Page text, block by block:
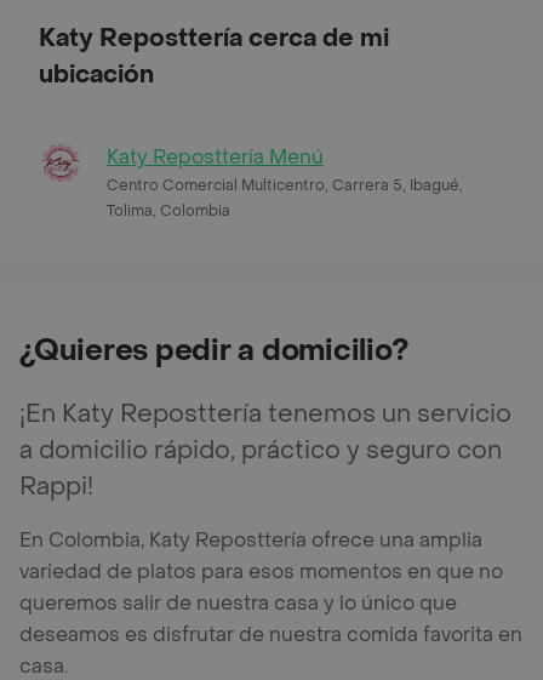
Katy Reposttería cerca de mi
ubicación
Katy Reposttería Menú
Centro Comercial Multicentro, Carrera 5, Ibagué,
Tolima, Colombia
¿Quieres pedir a domicilio?
¡En Katy Reposttería tenemos un servicio
a domicilio rápido, práctico y seguro con
Rappi!
En Colombia, Katy Reposttería ofrece una amplia
variedad de platos para esos momentos en que no
queremos salir de nuestra casa y lo único que
deseamos es disfrutar de nuestra comida favorita en
casa.